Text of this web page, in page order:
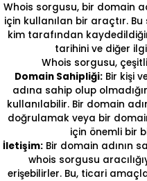
Whois sorgusu, bir domain
için kullanılan bir araçtır.
kim tarafından
tarihini ve diğer
Whois sorgusu,
Domain Sahipliği:Bir kişi
adına sahip olup
kullanılabilir. Bir domain
doğrulamak veya bir
için önemli bir
İletişim: Bir domain adının
whois sorgusu
erişebilirler. Bu, ticari